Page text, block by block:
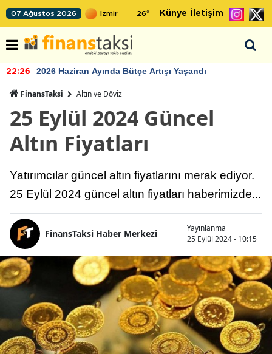
07 Ağustos 2026 26° Künye İletişim
22:26 2026 Haziran Ayında Bütçe Artışı Yaşandı
FinansTaksi Altın ve Döviz
25 Eylül 2024 Güncel
Altın Fiyatları
Yatırımcılar güncel altın fiyatlarını merak ediyor.
25 Eylül 2024 güncel altın fiyatları haberimizde...
FinansTaksi Haber Merkezi
Yayınlanma
25 Eylül 2024 - 10:15